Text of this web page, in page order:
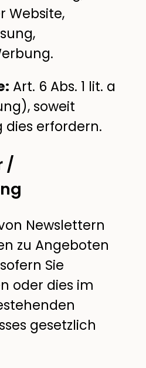
Website,
Art. 6 Abs. 1 lit. a
soweit
dies erfordern.
/
Newslettern
zu Angeboten
Sie
oder dies im
gesetzlich